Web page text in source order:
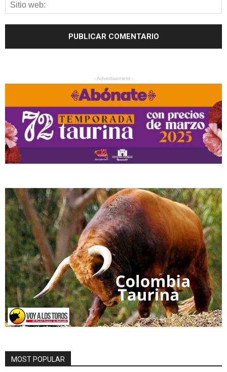
- Advertisement -
MOST POPULAR